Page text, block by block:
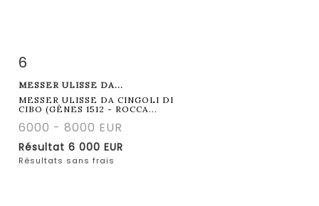
Fiche détaillée
6
MESSER ULISSE DA...
MESSER ULISSE DA CINGOLI DI
CIBO (GÊNES 1512 - ROCCA...
6000 - 8000 EUR
Résultat 6 000 EUR
Résultats sans frais